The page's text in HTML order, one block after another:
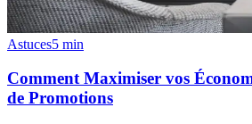
Astuces5 min
Comment Maximiser vos
de Promotions